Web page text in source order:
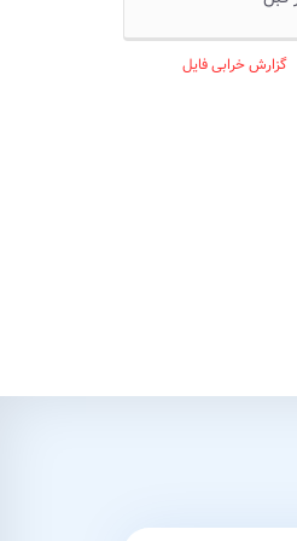
گزارش خرابی فایل